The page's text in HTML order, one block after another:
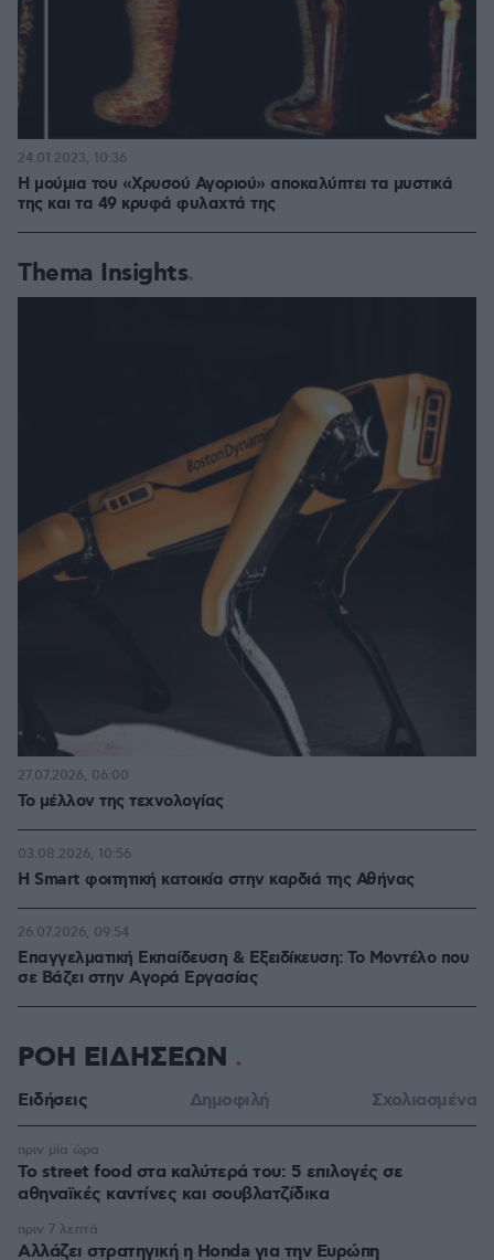
Η μούμια του «Χρυσού Αγοριού» αποκαλύπτει τα μυστικά
της και τα 49 κρυφά φυλαχτά της
24.01.2023, 10:36
Thema Insights
Το μέλλον της τεχνολογίας
27.07.2026, 06:00
Η Smart φοιτητική κατοικία στην καρδιά της Αθήνας
03.08.2026, 10:56
Επαγγελματική Εκπαίδευση & Εξειδίκευση: Το Mοντέλο που
σε Bάζει στην Aγορά Eργασίας
26.07.2026, 09:54
ΡΟΗ ΕΙΔΗΣΕΩΝ
Ειδήσεις Δημοφιλή Σχολιασμένα
Το street food στα καλύτερά του: 5 επιλογές σε
αθηναϊκές καντίνες και σουβλατζίδικα
πριν μία ώρα
Αλλάζει στρατηγική η Honda για την Ευρώπη
πριν 7 λεπτά